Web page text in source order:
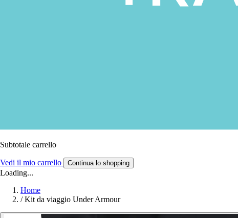
Subtotale carrello
Vedi il mio carrello Continua lo shopping
Loading...
Home
/ Kit da viaggio Under Armour